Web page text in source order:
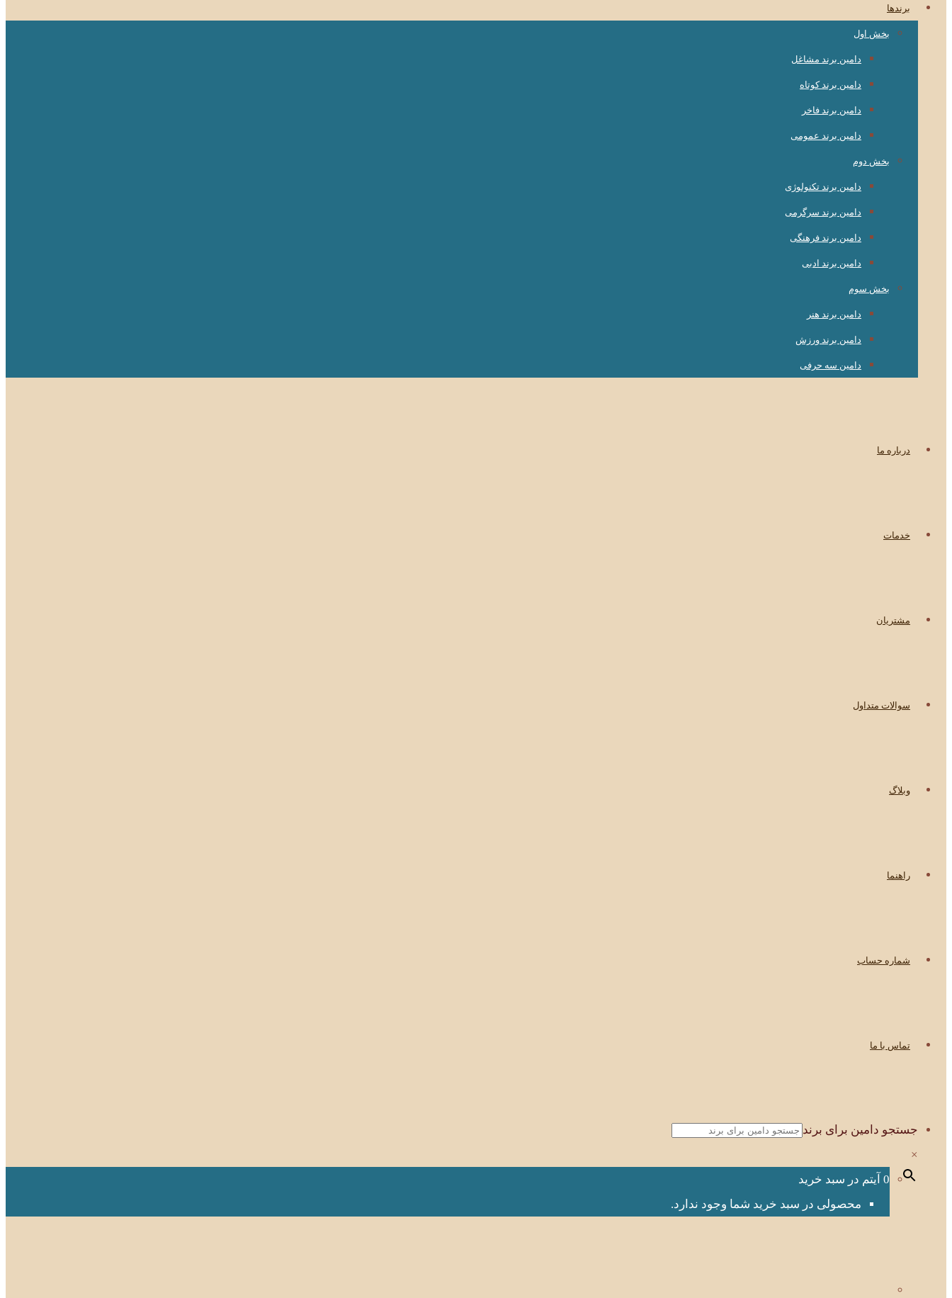
برندها
بخش اول
دامین برند مشاغل
دامین برند کوتاه
دامین برند فاخر
دامین برند عمومی
بخش دوم
دامین برند تکنولوژی
دامین برند سرگرمی
دامین برند فرهنگی
دامین برند ادبی
بخش سوم
دامین برند هنر
دامین برند ورزش
دامین سه حرفی
درباره ما
خدمات
مشتریان
سوالات متداول
وبلاگ
راهنما
شماره حساب
تماس با ما
جستجو دامین برای برند
×
0 آیتم در سبد خرید
محصولی در سبد خرید شما وجود ندارد.